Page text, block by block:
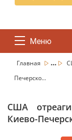
Меню
Главная ...
Печерско...
США
Киево-